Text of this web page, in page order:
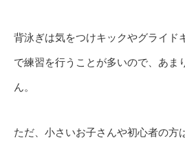
背泳ぎは気をつけキックやグライド
で練習を行うことが多いので、あま
ん。
ただ、小さいお子さんや初心者の方